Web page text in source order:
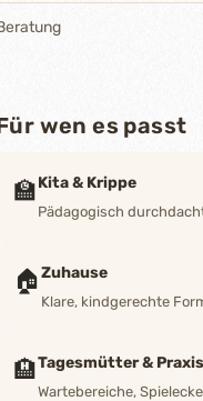
wen es passt
🏫Kita & Krippe
Pädagogisch
🏠Zuhause
Klare, kindgerechte
🏨Tagesmütter & Praxis
Wartebereiche,